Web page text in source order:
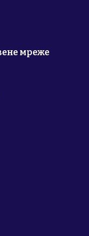
мреже